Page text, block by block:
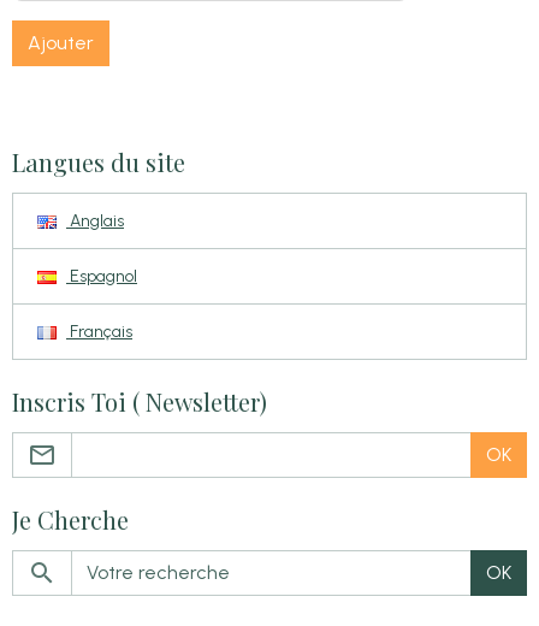
Ajouter
Langues du site
Anglais
Espagnol
Français
Inscris Toi ( Newsletter)
OK
Je Cherche
OK